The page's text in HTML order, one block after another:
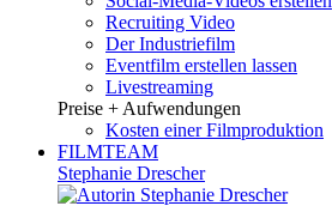
Recruiting Video
Der Industriefilm
Eventfilm erstellen lassen
Livestreaming
Preise + Aufwendungen
Kosten einer Filmproduktion
FILMTEAM
Stephanie Drescher